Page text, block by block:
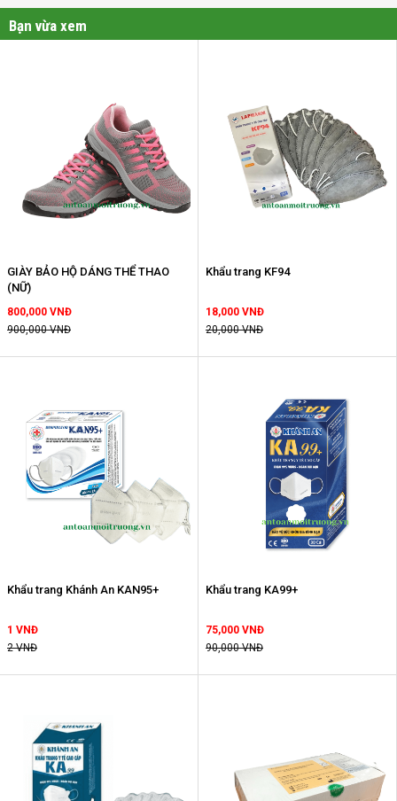
Bạn vừa xem
GIÀY BẢO HỘ DÁNG THỂ THAO
(NỮ)
800,000 VNĐ
900,000 VNĐ
Khẩu trang KF94
18,000 VNĐ
20,000 VNĐ
Khẩu trang Khánh An KAN95+
1 VNĐ
2 VNĐ
Khẩu trang KA99+
75,000 VNĐ
90,000 VNĐ